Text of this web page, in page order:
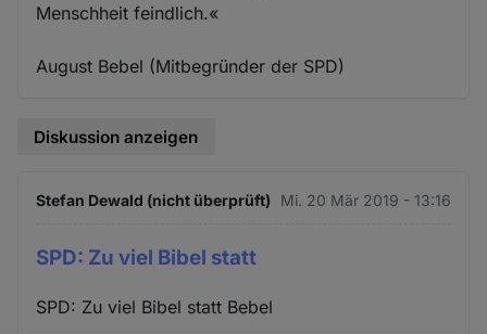
Menschheit feindlich.«
August Bebel (Mitbegründer der SPD)
Diskussion anzeigen
Stefan Dewald (nicht überprüft) Mi. 20 Mär 2019 - 13:16
SPD: Zu viel Bibel statt
SPD: Zu viel Bibel statt Bebel